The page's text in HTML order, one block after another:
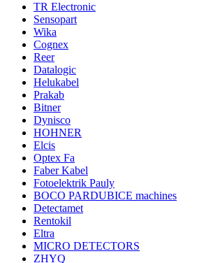
TR Electronic
Sensopart
Wika
Cognex
Reer
Datalogic
Helukabel
Prakab
Bitner
Dynisco
HOHNER
Elcis
Optex Fa
Faber Kabel
Fotoelektrik Pauly
BOCO PARDUBICE machines
Detectamet
Rentokil
Eltra
MICRO DETECTORS
ZHYQ